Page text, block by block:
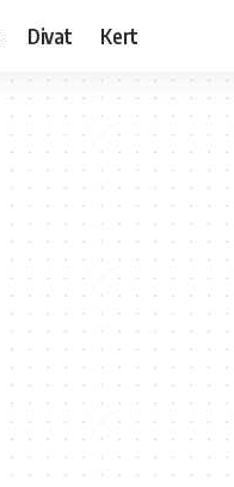
Divat Kert